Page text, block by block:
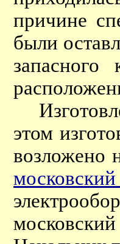
причине
были
этом
возложено